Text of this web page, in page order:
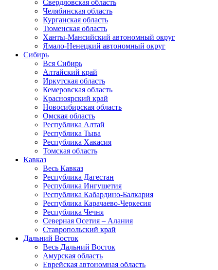
Свердловская область
Челябинская область
Курганская область
Тюменская область
Ханты-Мансийский автономный округ
Ямало-Ненецкий автономный округ
Сибирь
Вся Сибирь
Алтайский край
Иркутская область
Кемеровская область
Красноярский край
Новосибирская область
Омская область
Республика Алтай
Республика Тыва
Республика Хакасия
Томская область
Кавказ
Весь Кавказ
Республика Дагестан
Республика Ингушетия
Республика Кабардино-Балкария
Республика Карачаево-Черкесия
Республика Чечня
Северная Осетия – Алания
Ставропольский край
Дальний Восток
Весь Дальний Восток
Амурская область
Еврейская автономная область